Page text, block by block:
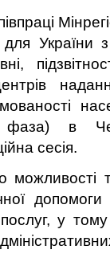
України
в
сесія.
можливості
у тому